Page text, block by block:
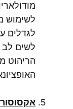
לשימוש
לגדלים
לשים לב
הריהוט